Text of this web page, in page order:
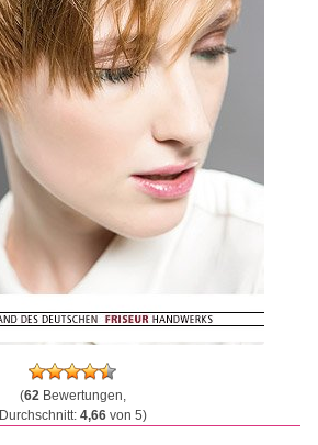
(62Bewertungen,
Durchschnitt: 4,66von 5)